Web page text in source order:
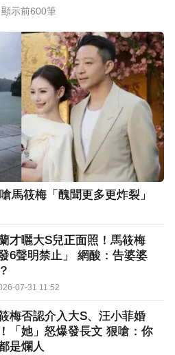
示前600筆
馬筱梅「醜聞更多更炸裂」
才曬大S兒正面照！馬筱梅
發6聲明禁止」 網酸：告婆婆
07-31 11:52
梅否認介入大S、汪小菲婚
「她」怒爆發長文 狠嗆：你
是爛人